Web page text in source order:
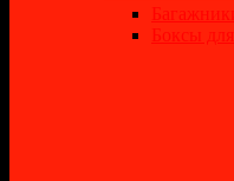
Боксы